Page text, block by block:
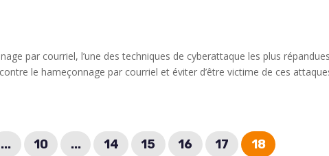
par courriel, l’une des techniques de cyberattaque les plus
le hameçonnage par courriel et éviter d’être victime de ces
... 10 ... 14 15 16 17 18